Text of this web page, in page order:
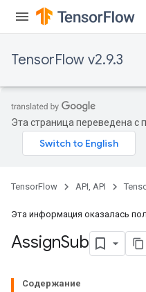
TensorFlow v2.9.3
Эта страница переведена с
TensorFlow API, API
Эта информация оказалась
AssignSub
Содержание